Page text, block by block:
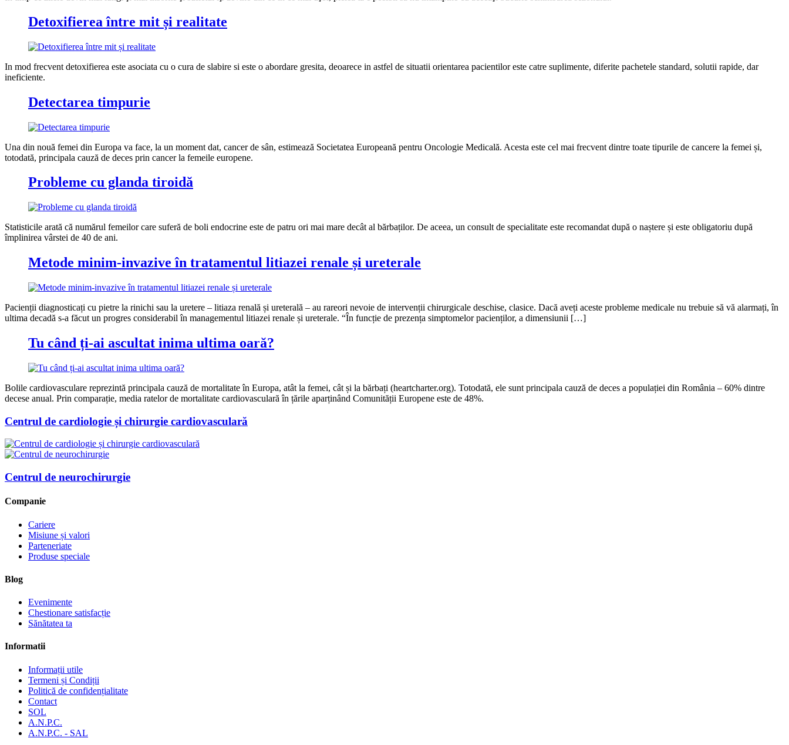
Detoxifierea între mit și realitate
In mod frecvent detoxifierea este asociata cu o cura de slabire si este o abordare gresita, deoarece in astfel de situatii orientarea pacientilor este catre suplimente, diferite pachetele standard, solutii rapide, dar
ineficiente.
Detectarea timpurie
Una din nouă femei din Europa va face, la un moment dat, cancer de sân, estimează Societatea Europeană pentru Oncologie Medicală. Acesta este cel mai frecvent dintre toate tipurile de cancere la femei și,
totodată, principala cauză de deces prin cancer la femeile europene.
Probleme cu glanda tiroidă
Statisticile arată că numărul femeilor care suferă de boli endocrine este de patru ori mai mare decât al bărbaților. De aceea, un consult de specialitate este recomandat după o naștere și este obligatoriu după
împlinirea vârstei de 40 de ani.
Metode minim-invazive în tratamentul litiazei renale și ureterale
Pacienții diagnosticați cu pietre la rinichi sau la uretere – litiaza renală și ureterală – au rareori nevoie de intervenții chirurgicale deschise, clasice. Dacă aveți aceste probleme medicale nu trebuie să vă alarmați, în
ultima decadă s-a făcut un progres considerabil în managementul litiazei renale și ureterale. “În funcție de prezența simptomelor pacienților, a dimensiunii […]
Tu când ți-ai ascultat inima ultima oară?
Bolile cardiovasculare reprezintă principala cauză de mortalitate în Europa, atât la femei, cât și la bărbați (heartcharter.org). Totodată, ele sunt principala cauză de deces a populației din România – 60% dintre
decese anual. Prin comparație, media ratelor de mortalitate cardiovasculară în țările aparținând Comunității Europene este de 48%.
Centrul de cardiologie și chirurgie cardiovasculară
Centrul de neurochirurgie
Companie
Cariere
Misiune și valori
Parteneriate
Produse speciale
Blog
Evenimente
Chestionare satisfacție
Sănătatea ta
Informatii
Informații utile
Termeni și Condiții
Politică de confidențialitate
Contact
SOL
A.N.P.C.
A.N.P.C. - SAL